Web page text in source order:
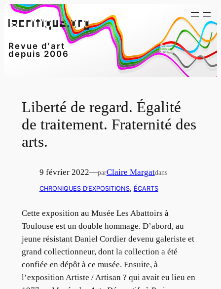
Aller
au
Revue d'art
depuis 2006
Liberté de regard. Égalité
de traitement. Fraternité des
arts.
9 février 2022—parClaire Margatdans
CHRONIQUES D’EXPOSITIONS, ÉCARTS
Cette exposition au Musée Les Abattoirs à
Toulouse est un double hommage. D’abord, au
jeune résistant Daniel Cordier devenu galeriste et
grand collectionneur, dont la collection a été
confiée en dépôt à ce musée. Ensuite, à
l’exposition Artiste / Artisan ? qui avait eu lieu en